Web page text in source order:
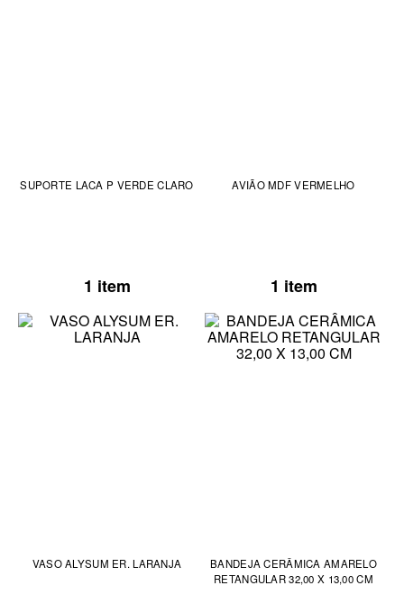
SUPORTE LACA P VERDE CLARO
1 item
AVIÃO MDF VERMELHO
1 item
VASO ALYSUM ER. LARANJA
BANDEJA CERÂMICA AMARELO
RETANGULAR 32,00 X 13,00 CM